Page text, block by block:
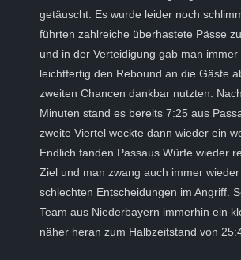
getäuscht. Es wurde leider noch
führten zahlreiche überhastete Pässe
und in der Verteidigung gab man immer
leichtfertig den Rebound an die Gäste
zweiten Chancen dankbar nutzten.
Minuten stand es bereits 7:25 aus
zweite Viertel weckte dann wieder ein
Endlich fanden Passaus Würfe wieder
Ziel und man zwang auch immer
schlechten Entscheidungen im Angriff.
Team aus Niederbayern immerhin ein
näher heran zum Halbzeitstand von